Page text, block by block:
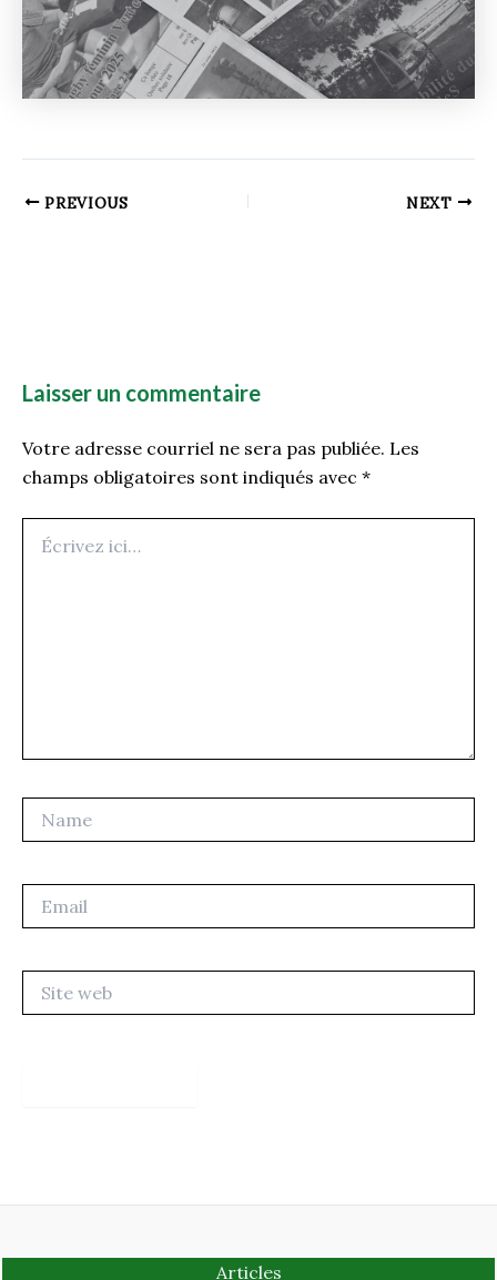
PREVIOUS NEXT
Laisser un commentaire
Votre adresse courriel ne sera pas publiée. Les
champs obligatoires sont indiqués avec *
ici…
web
Articles